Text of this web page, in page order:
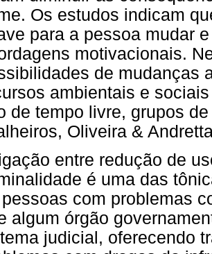
Os estudos indicam
para a pessoa mudar
motivacionais.
de mudanças
ambientais e
de tempo livre, grupos
Oliveira &
entre redução de
é uma das
com problemas
algum órgão
judicial, oferecendo